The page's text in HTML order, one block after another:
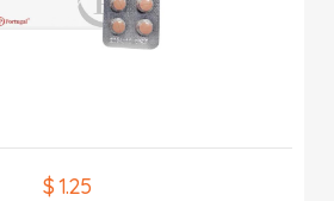
$ 1.25